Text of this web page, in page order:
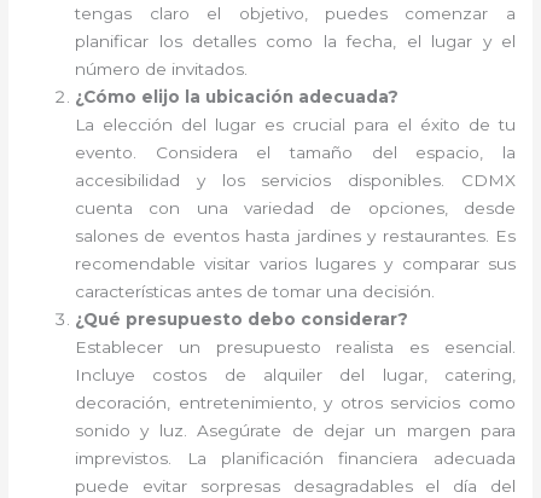
tengas claro el objetivo, puedes comenzar a
planificar los detalles como la fecha, el lugar y el
número de invitados.
¿Cómo elijo la ubicación adecuada?
La elección del lugar es crucial para el éxito de tu
evento. Considera el tamaño del espacio, la
accesibilidad y los servicios disponibles. CDMX
cuenta con una variedad de opciones, desde
salones de eventos hasta jardines y restaurantes. Es
recomendable visitar varios lugares y comparar sus
características antes de tomar una decisión.
¿Qué presupuesto debo considerar?
Establecer un presupuesto realista es esencial.
Incluye costos de alquiler del lugar, catering,
decoración, entretenimiento, y otros servicios como
sonido y luz. Asegúrate de dejar un margen para
imprevistos. La planificación financiera adecuada
puede evitar sorpresas desagradables el día del